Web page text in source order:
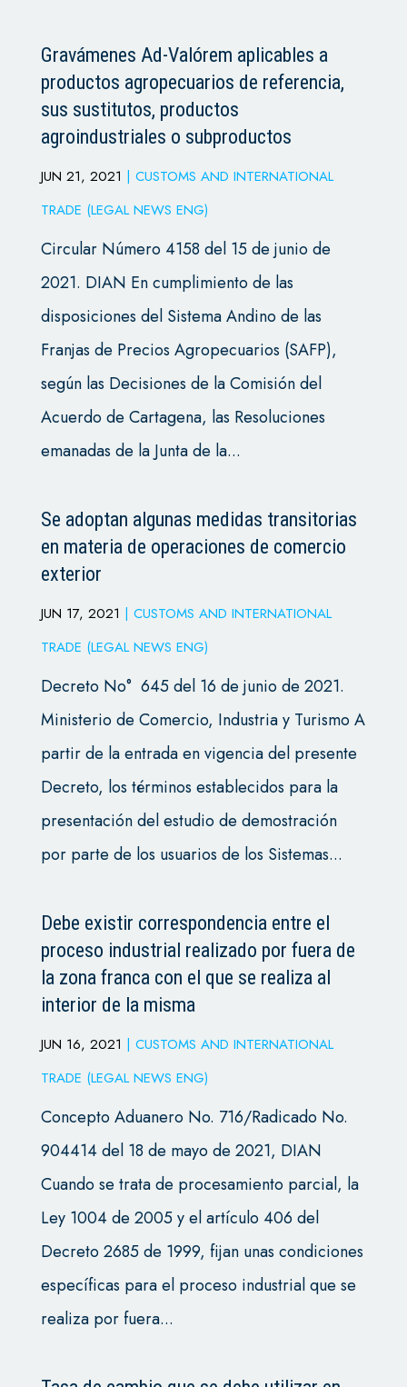
Gravámenes Ad-Valórem aplicables a
productos agropecuarios de referencia,
sus sustitutos, productos
agroindustriales o subproductos
JUN 21, 2021 | CUSTOMS AND INTERNATIONAL
TRADE (LEGAL NEWS ENG)
Circular Número 4158 del 15 de junio de
2021. DIAN En cumplimiento de las
disposiciones del Sistema Andino de las
Franjas de Precios Agropecuarios (SAFP),
según las Decisiones de la Comisión del
Acuerdo de Cartagena, las Resoluciones
emanadas de la Junta de la...
Se adoptan algunas medidas transitorias
en materia de operaciones de comercio
exterior
JUN 17, 2021 | CUSTOMS AND INTERNATIONAL
TRADE (LEGAL NEWS ENG)
Decreto No° 645 del 16 de junio de 2021.
Ministerio de Comercio, Industria y Turismo A
partir de la entrada en vigencia del presente
Decreto, los términos establecidos para la
presentación del estudio de demostración
por parte de los usuarios de los Sistemas...
Debe existir correspondencia entre el
proceso industrial realizado por fuera de
la zona franca con el que se realiza al
interior de la misma
JUN 16, 2021 | CUSTOMS AND INTERNATIONAL
TRADE (LEGAL NEWS ENG)
Concepto Aduanero No. 716/Radicado No.
904414 del 18 de mayo de 2021, DIAN
Cuando se trata de procesamiento parcial, la
Ley 1004 de 2005 y el artículo 406 del
Decreto 2685 de 1999, fijan unas condiciones
específicas para el proceso industrial que se
realiza por fuera...